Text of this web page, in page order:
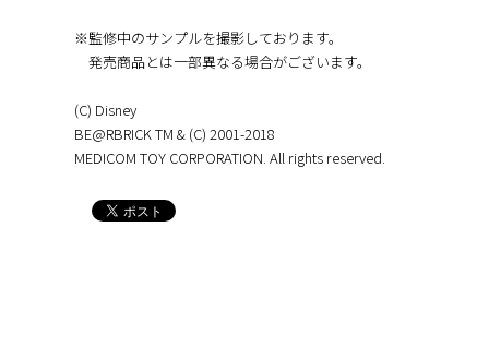
※監修中のサンプルを撮影しております。
発売商品とは一部異なる場合がございます。
(C) Disney
BE@RBRICK TM & (C) 2001-2018
MEDICOM TOY CORPORATION. All rights reserved.